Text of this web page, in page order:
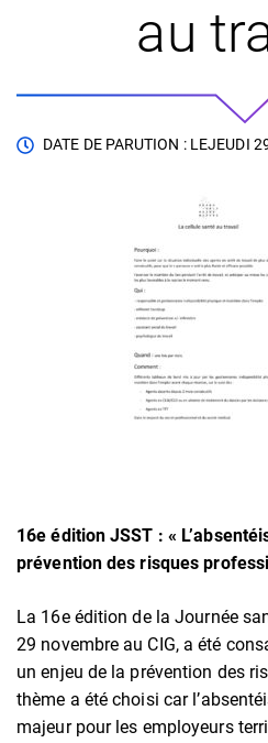
au
DATE DE PARUTION : LEJEUDI
16e édition JSST : «
prévention des risques
La 16e édition de la Journée
29 novembre au CIG, a été
un enjeu de la prévention des
thème a été choisi car
majeur pour les employeurs